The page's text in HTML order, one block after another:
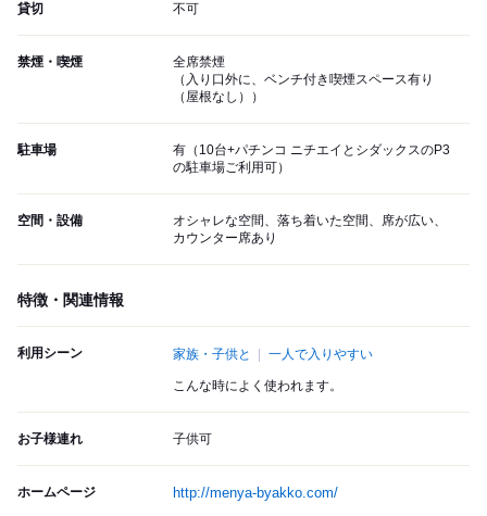
貸切 不可
禁煙・喫煙
全席禁煙
（入り口外に、ベンチ付き喫煙スペース有り
（屋根なし））
駐車場
有（10台+パチンコ ニチエイとシダックスのP3
の駐車場ご利用可）
空間・設備
オシャレな空間、落ち着いた空間、席が広い、
カウンター席あり
特徴・関連情報
利用シーン 家族・子供と 一人で入りやすい
こんな時によく使われます。
お子様連れ 子供可
ホームページ http://menya-byakko.com/